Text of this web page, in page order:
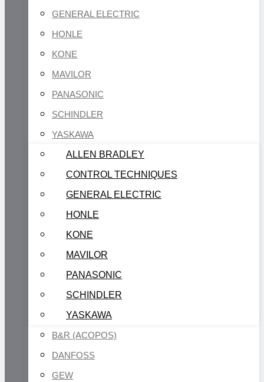
GENERAL ELECTRIC
HONLE
KONE
MAVILOR
PANASONIC
SCHINDLER
YASKAWA
ALLEN BRADLEY
CONTROL TECHNIQUES
GENERAL ELECTRIC
HONLE
KONE
MAVILOR
PANASONIC
SCHINDLER
YASKAWA
B&R (ACOPOS)
DANFOSS
GEW